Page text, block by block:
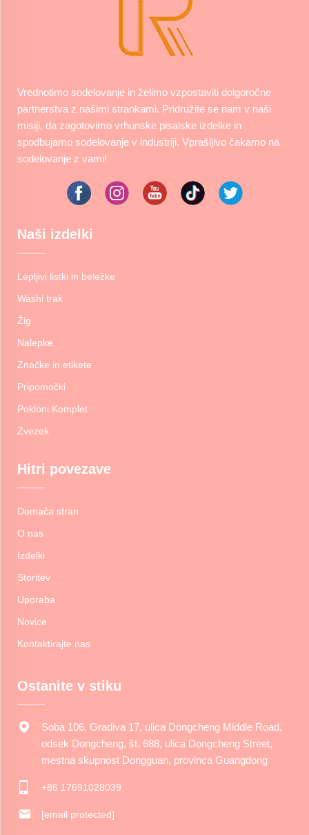
Vrednotimo sodelovanje in želimo vzpostaviti dolgoročne
partnerstva z našimi strankami. Pridružite se nam v naši
misiji, da zagotovimo vrhunske pisalske izdelke in
spodbujamo sodelovanje v industriji. Vprašljivo čakamo na
sodelovanje z vami!
Naši izdelki
Lepljivi listki in beležke
Washi trak
Žig
Nalepke
Značke in etikete
Pripomočki
Pokloni Komplet
Zvezek
Hitri povezave
Domača stran
O nas
Izdelki
Storitev
Uporaba
Novice
Kontaktirajte nas
Ostanite v stiku
Soba 106, Gradiva 17, ulica Dongcheng Middle Road,
odsek Dongcheng, št. 688, ulica Dongcheng Street,
mestna skupnost Dongguan, provinca Guangdong
+86 17691028039
[email protected]